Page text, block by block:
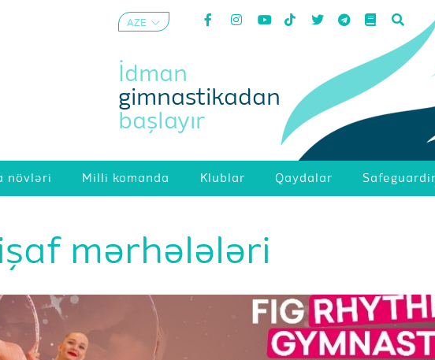
AZE
İdman
gimnastikadan
başlayır
növləri Milli komanda Klublar Qaydalar
mərhələləri